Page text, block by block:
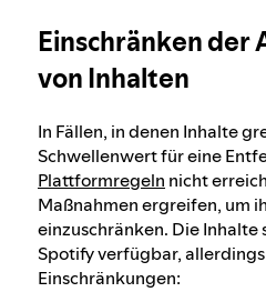
Einschränken
von Inhalten
In Fällen, in denen Inhalte
Schwellenwert für eine
Plattformregeln nicht
Maßnahmen ergreifen, um
einzuschränken. Die
Spotify verfügbar,
Einschränkungen: